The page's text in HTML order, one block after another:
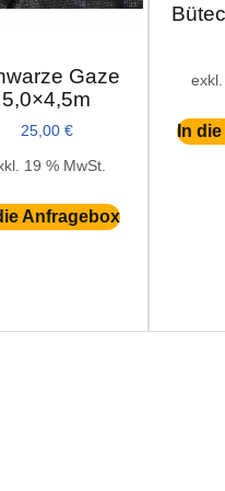
Gaze
5,0×4,5m
25,00 €
19 % MwSt.
Anfragebox
In